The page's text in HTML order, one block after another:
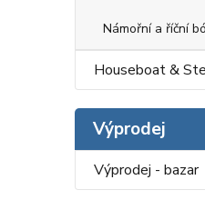
Námořní a říční
Houseboat &
Výprodej
Výprodej - bazar